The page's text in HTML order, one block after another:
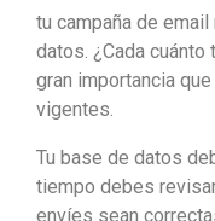
tu campaña de
datos. ¿Cada
gran importancia
vigentes.
Tu base de datos
tiempo debes
envíes sean